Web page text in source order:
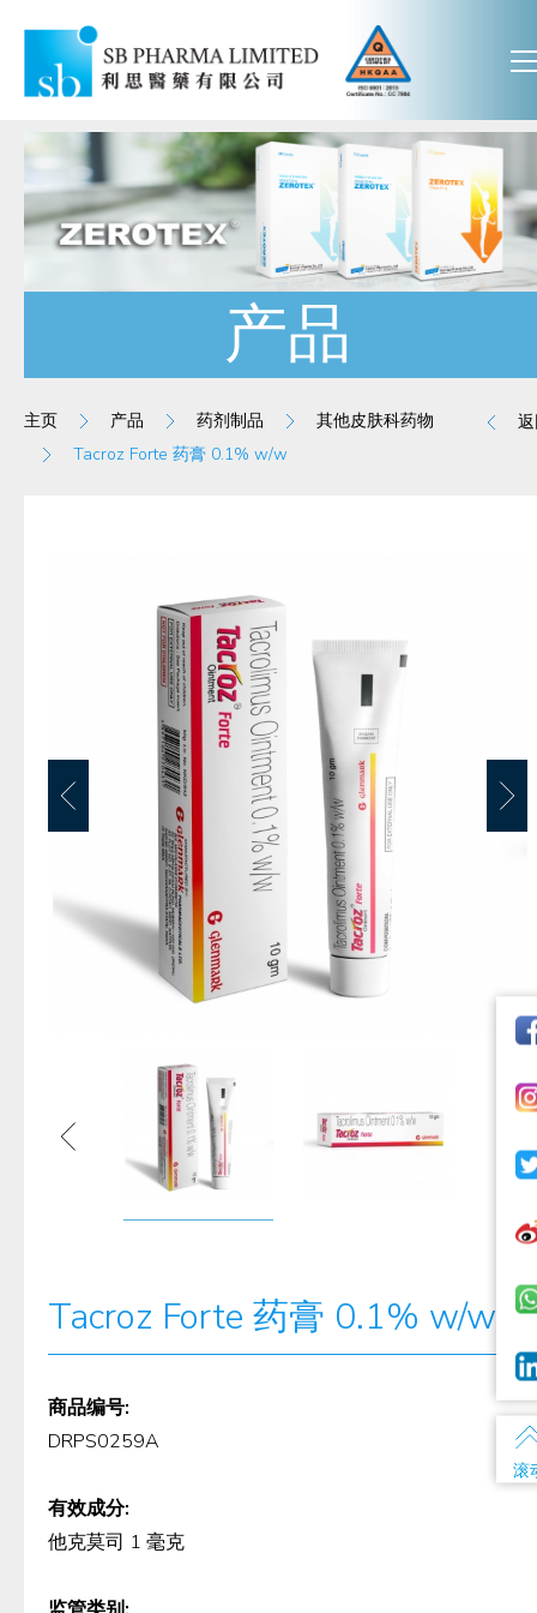
滚
产品
主页 产品 药剂制品
其他皮肤科药物
Tacroz Forte 药膏 0.1% w/w
Tacroz Forte 药膏 0.1% w/w
商品编号:
DRPS0259A
有效成分:
他克莫司 1 毫克